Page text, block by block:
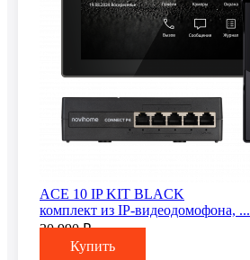
ACE 10 IP KIT BLACK
комплект из IP-видеодомофона, ...
30 990 ₽
Купить